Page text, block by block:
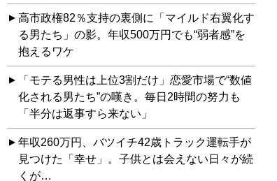
高市政権82％支持の裏側に「マイルド右翼化す
る男たち」の影。年収500万円でも“弱者感”を
抱えるワケ
「モテる男性は上位3割だけ」恋愛市場で“数値
化される男たち”の嘆き。毎日2時間の努力も
「半分は返事すら来ない」
年収260万円、バツイチ42歳トラック運転手が
見つけた「幸せ」。子供とは会えない日々が続
くが…